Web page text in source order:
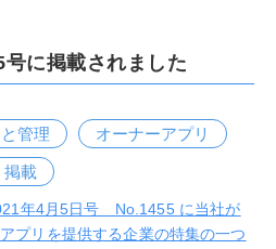
に掲載されました
管理 オーナーアプリ
掲載
年4月5日号 No.1455 に当社が
プリを提供する企業の特集の一つ